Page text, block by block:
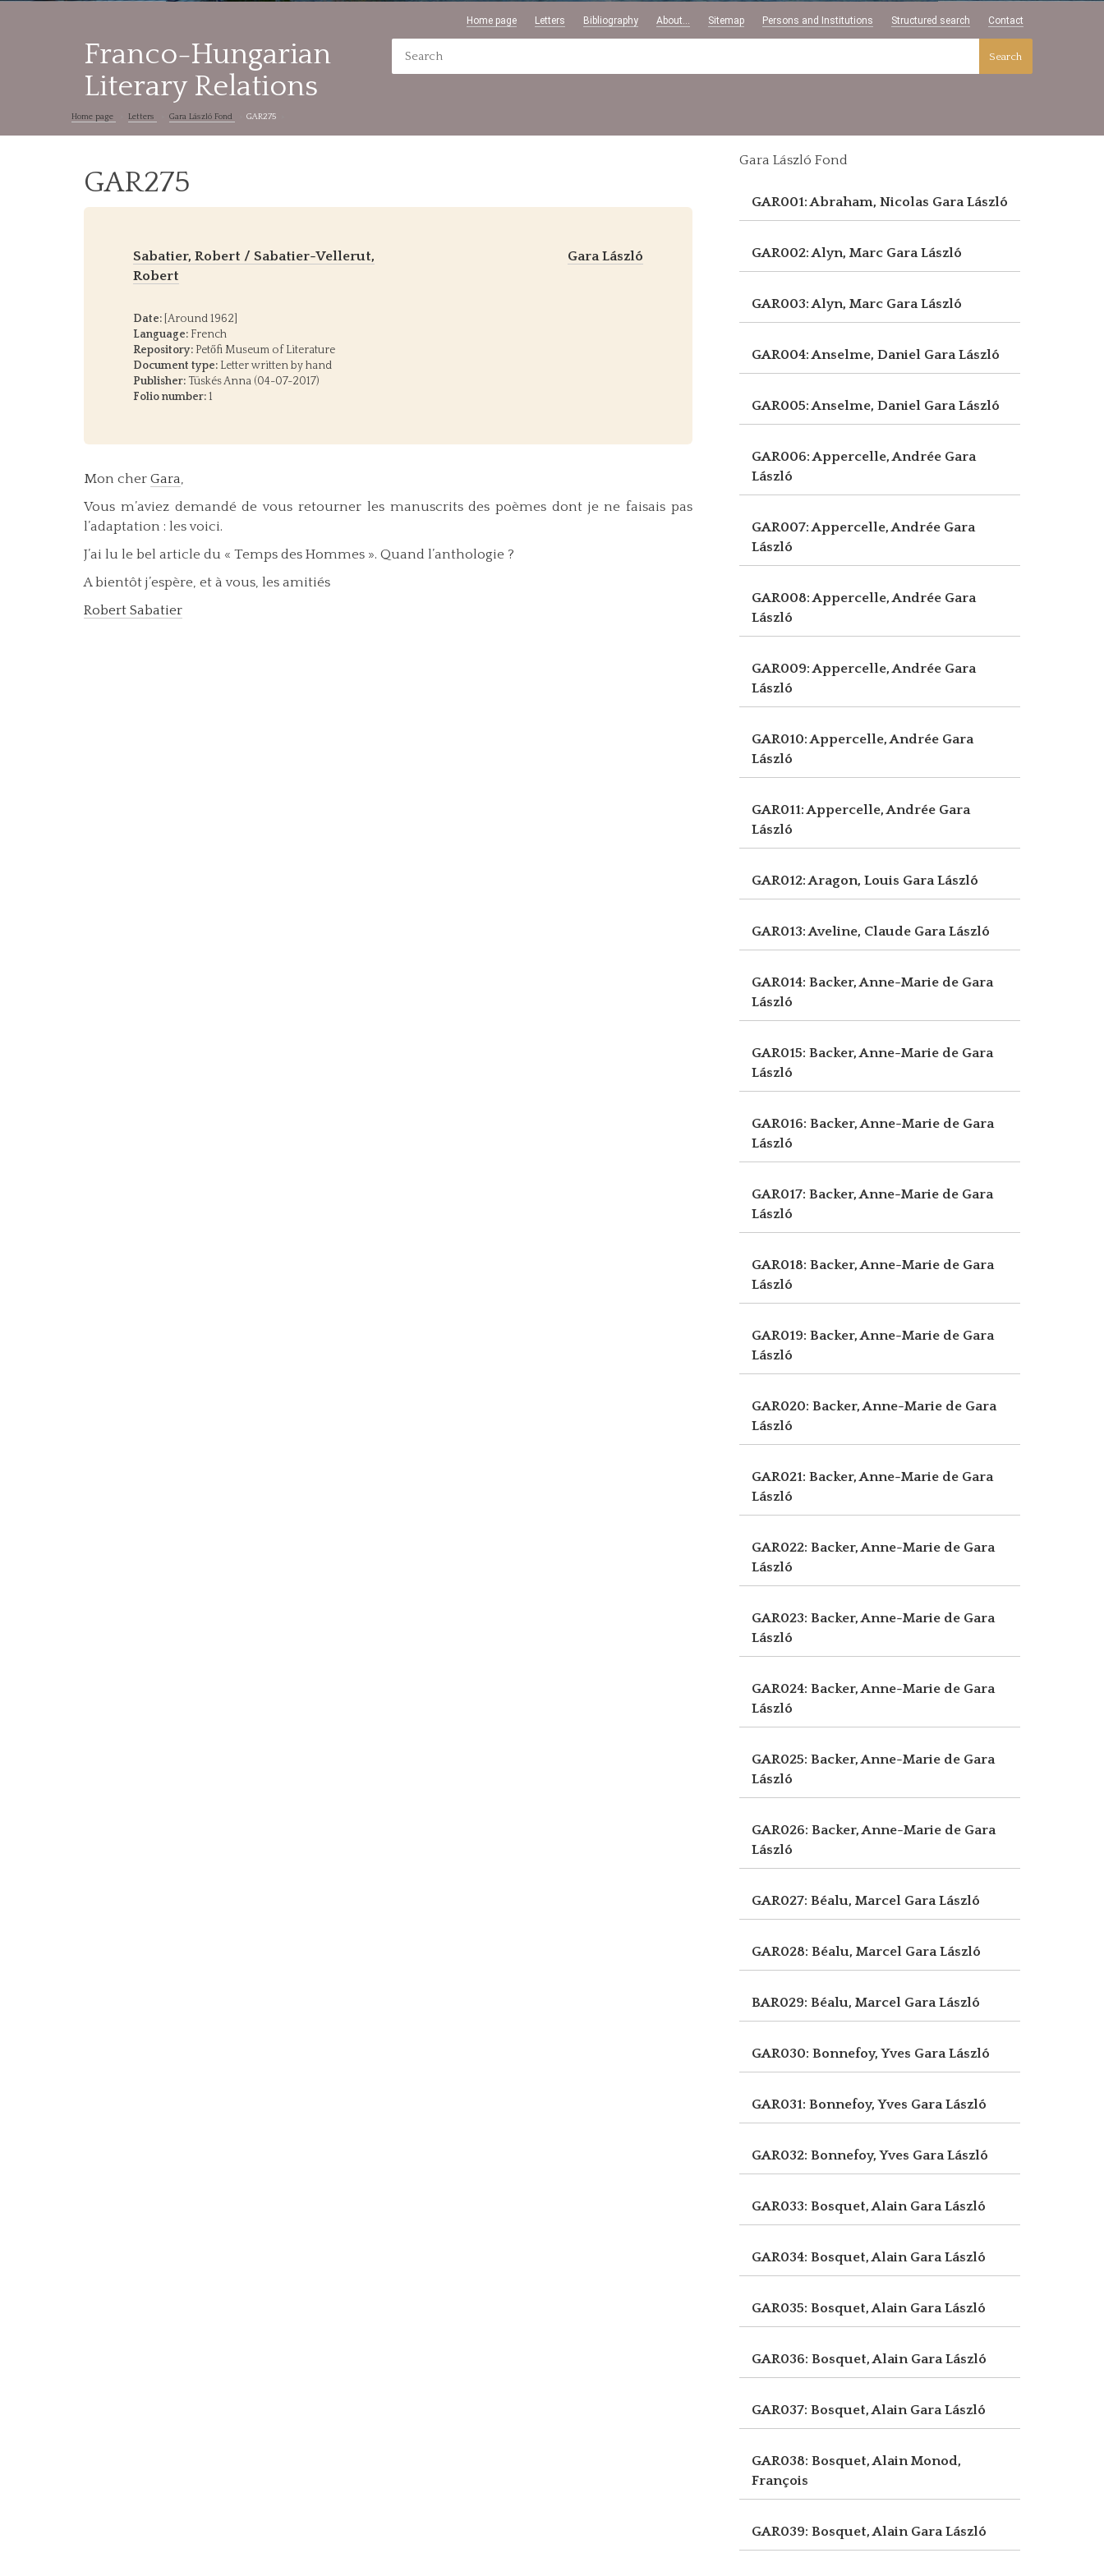
Home page Letters Bibliography About... Sitemap Persons and Institutions Structured search Contact
Franco-Hungarian
Literary Relations
Search
Home page Letters Gara László Fond GAR275
GAR275
Sabatier, Robert / Sabatier-Vellerut,
Robert
Gara László
Date: [Around 1962]
Language: French
Repository: Petőfi Museum of Literature
Document type: Letter written by hand
Publisher: Tüskés Anna (04-07-2017)
Folio number:1
Mon cher Gara,
Vous m’aviez demandé de vous retourner les manuscrits des poèmes dont je ne faisais pas
l’adaptation : les voici.
J’ai lu le bel article du « Temps des Hommes ». Quand l’anthologie ?
A bientôt j’espère, et à vous, les amitiés
Robert Sabatier
Gara László Fond
GAR001: Abraham, Nicolas Gara László
GAR002: Alyn, Marc Gara László
GAR003: Alyn, Marc Gara László
GAR004: Anselme, Daniel Gara László
GAR005: Anselme, Daniel Gara László
GAR006: Appercelle, Andrée Gara
László
GAR007: Appercelle, Andrée Gara
László
GAR008: Appercelle, Andrée Gara
László
GAR009: Appercelle, Andrée Gara
László
GAR010: Appercelle, Andrée Gara
László
GAR011: Appercelle, Andrée Gara
László
GAR012: Aragon, Louis Gara László
GAR013: Aveline, Claude Gara László
GAR014: Backer, Anne-Marie de Gara
László
GAR015: Backer, Anne-Marie de Gara
László
GAR016: Backer, Anne-Marie de Gara
László
GAR017: Backer, Anne-Marie de Gara
László
GAR018: Backer, Anne-Marie de Gara
László
GAR019: Backer, Anne-Marie de Gara
László
GAR020: Backer, Anne-Marie de Gara
László
GAR021: Backer, Anne-Marie de Gara
László
GAR022: Backer, Anne-Marie de Gara
László
GAR023: Backer, Anne-Marie de Gara
László
GAR024: Backer, Anne-Marie de Gara
László
GAR025: Backer, Anne-Marie de Gara
László
GAR026: Backer, Anne-Marie de Gara
László
GAR027: Béalu, Marcel Gara László
GAR028: Béalu, Marcel Gara László
BAR029: Béalu, Marcel Gara László
GAR030: Bonnefoy, Yves Gara László
GAR031: Bonnefoy, Yves Gara László
GAR032: Bonnefoy, Yves Gara László
GAR033: Bosquet, Alain Gara László
GAR034: Bosquet, Alain Gara László
GAR035: Bosquet, Alain Gara László
GAR036: Bosquet, Alain Gara László
GAR037: Bosquet, Alain Gara László
GAR038: Bosquet, AlainMonod,
François
GAR039: Bosquet, Alain Gara László